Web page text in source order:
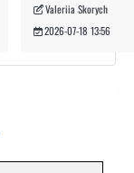
Valeriia Skorych
2026-07-18 13:56